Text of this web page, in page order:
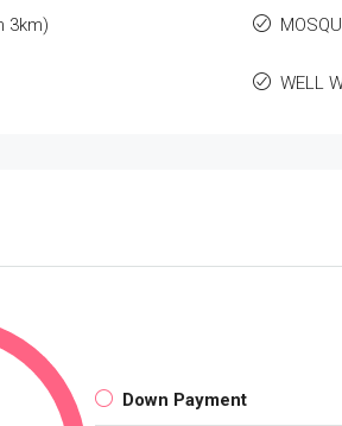
3km)
WELL
Down Payment